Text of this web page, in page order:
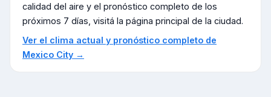
calidad del aire y el pronóstico completo de los
próximos 7 días, visitá la página principal de la ciudad.
Ver el clima actual y pronóstico completo de
Mexico City →